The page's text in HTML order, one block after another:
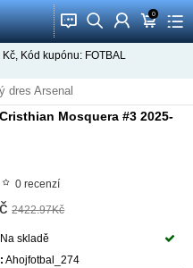
󰂱 󰂨 󰃳 0
󰃦 󰃖
Kč, Kód kupónu: FOTBAL
dres Arsenal
Mosquera #3 2025-
0 recenzí
2422.97Kč
Na skladě
Ahojfotbal_274